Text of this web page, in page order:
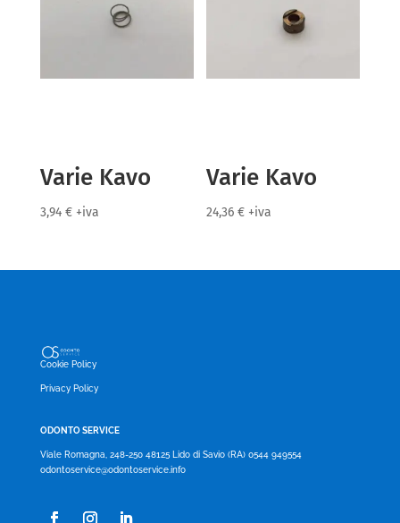
Varie Kavo
3,94 € +iva
Varie Kavo
24,36€ +iva
Cookie Policy
Privacy Policy
ODONTO SERVICE
Viale Romagna, 248-250 48125 Lido di Savio (RA) 0544 949554
odontoservice@odontoservice.info